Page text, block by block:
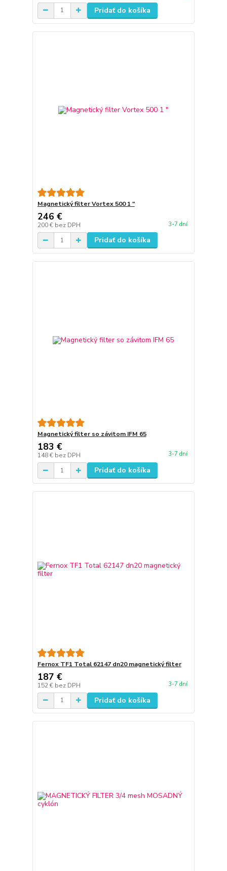
Pridať do košíka
Magnetický filter Vortex 500 1 "
246 €
200 € bez DPH 3-7 dní
Pridať do košíka
Magnetický filter so závitom IFM 65
183 €
148 € bez DPH 3-7 dní
Pridať do košíka
Fernox TF1 Total 62147 dn20 magnetický filter
187 €
152 € bez DPH 3-7 dní
Pridať do košíka